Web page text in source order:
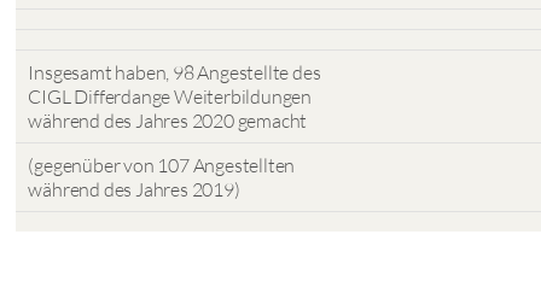
Insgesamt haben, 98 Angestellte des
CIGL Differdange Weiterbildungen
während des Jahres 2020 gemacht
(gegenüber von 107 Angestellten
während des Jahres 2019)